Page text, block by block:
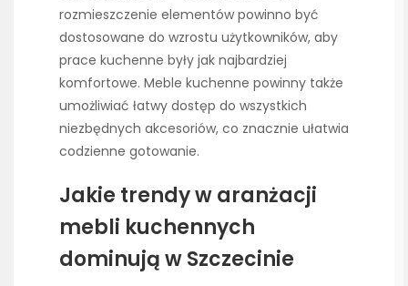
rozmieszczenie elementów powinno być
dostosowane do wzrostu użytkowników, aby
prace kuchenne były jak najbardziej
komfortowe. Meble kuchenne powinny także
umożliwiać łatwy dostęp do wszystkich
niezbędnych akcesoriów, co znacznie ułatwia
codzienne gotowanie.
Jakie trendy w aranżacji
mebli kuchennych
dominują w Szczecinie